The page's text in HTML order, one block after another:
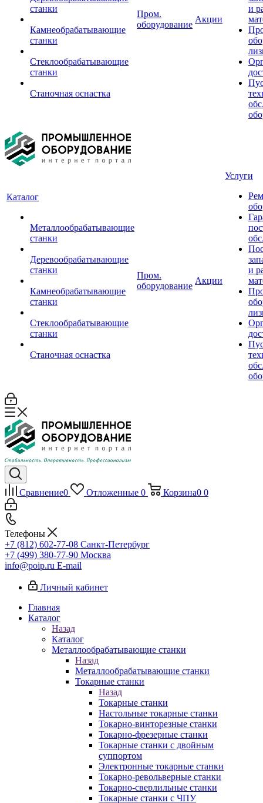
станки
Камнеобрабатывающие
станки
Стеклообрабатывающие
станки
Станочная оснастка
Пром.
оборудование
Акции
и
Каталог
Металлообрабатывающие
станки
Деревообрабатывающие
станки
Камнеобрабатывающие
станки
Стеклообрабатывающие
станки
Станочная оснастка
Пром.
оборудование
Акции
Услуги
и
Сравнение0 Отложенные 0 Корзина0 0
Телефоны
+7 (812) 602-77-08 Санкт-Петербург
+7 (499) 380-77-90 Москва
info@poip.ru E-mail
Личный кабинет
Главная
Каталог
Назад
Каталог
Металлообрабатывающие станки
Назад
Металлообрабатывающие станки
Токарные станки
Назад
Токарные станки
Настольные токарные станки
Токарно-винторезные станки
Токарно-фрезерные станки
Токарные станки с двойным
суппортом
Электронные токарные станки
Токарно-револьверные станки
Токарно-сверлильные станки
Токарные станки с ЧПУ